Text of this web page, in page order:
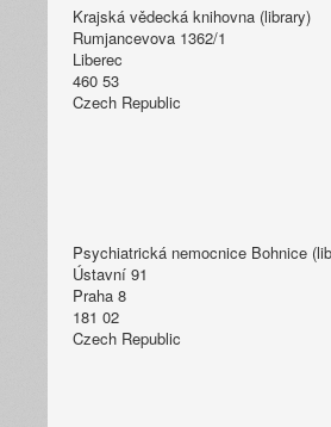
Krajská vědecká knihovna (library)
Rumjancevova 1362/1
Liberec
460 53
Czech Republic
Psychiatrická nemocnice Bohnice
Ústavní 91
Praha 8
181 02
Czech Republic